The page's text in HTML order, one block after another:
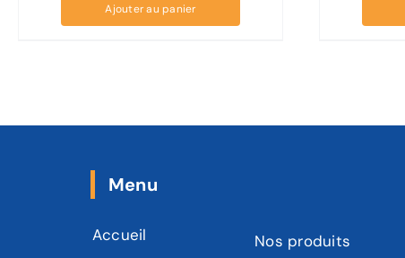
Ajouter au panier
Menu
Accueil
Nos produits